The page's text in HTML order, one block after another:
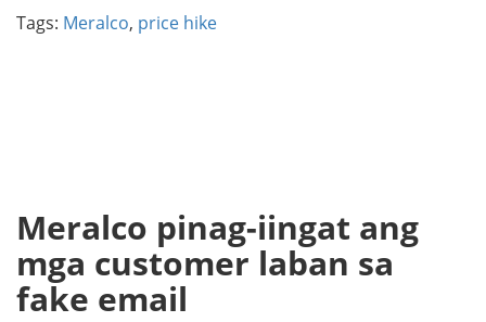
Tags: Meralco, price hike
Meralco pinag-iingat ang
mga customer laban sa
fake email